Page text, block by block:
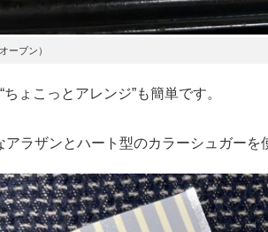
ーブン）
ちょこっとアレンジ”も簡単です。
ラザンとハート型のカラーシュガーを